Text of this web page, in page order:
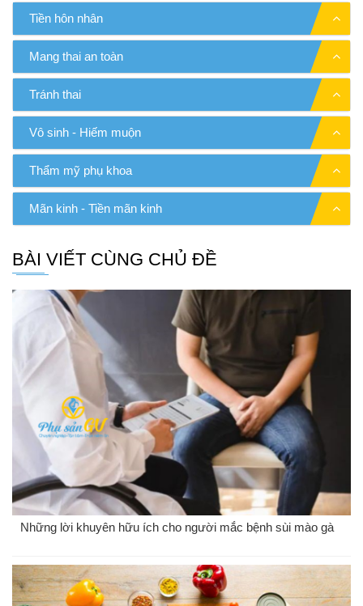
Tiền hôn nhân
Mang thai an toàn
Tránh thai
Vô sinh - Hiếm muộn
Thẩm mỹ phụ khoa
Mãn kinh - Tiền mãn kinh
BÀI VIẾT CÙNG CHỦ ĐỀ
Những lời khuyên hữu ích cho người mắc bệnh sùi mào gà